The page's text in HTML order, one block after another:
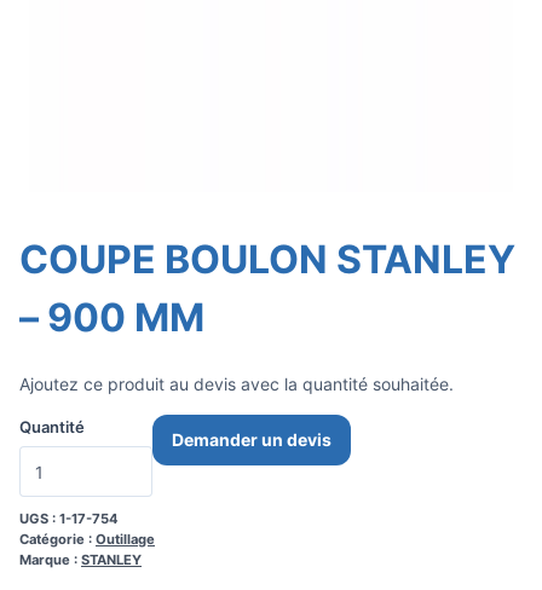
COUPE BOULON STANLEY
– 900 MM
Ajoutez ce produit au devis avec la quantité souhaitée.
Quantité
Demander un devis
UGS : 1-17-754
Catégorie : Outillage
Marque : STANLEY